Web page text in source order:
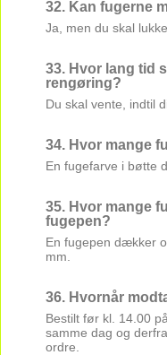
32. Kan fugerne
Ja, men du skal
33. Hvor lang tid
rengøring?
Du skal vente, indtil
34. Hvor mange
En fugefarve i bøtte
35. Hvor mange
fugepen?
En fugepen dækker
mm.
36. Hvornår
Bestilt før kl. 14.00
samme dag og
ordre.